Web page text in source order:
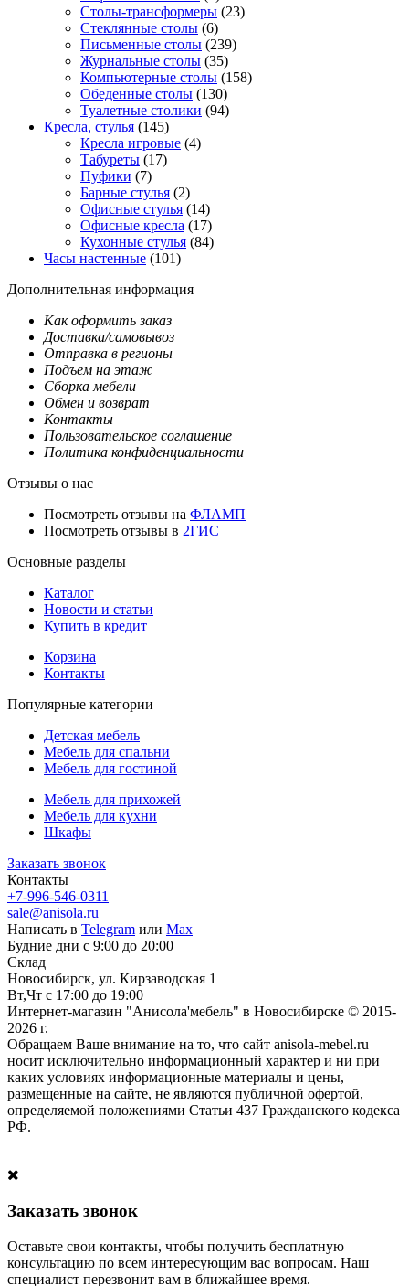
Столы-трансформеры (23)
Стеклянные столы (6)
Письменные столы (239)
Журнальные столы (35)
Компьютерные столы (158)
Обеденные столы (130)
Туалетные столики (94)
Кресла, стулья (145)
Кресла игровые (4)
Табуреты (17)
Пуфики (7)
Барные стулья (2)
Офисные стулья (14)
Офисные кресла (17)
Кухонные стулья (84)
Часы настенные (101)
Дополнительная информация
Как оформить заказ
Доставка/самовывоз
Отправка в регионы
Подъем на этаж
Сборка мебели
Обмен и возврат
Контакты
Пользовательское соглашение
Политика конфиденциальности
Отзывы о нас
Посмотреть отзывы на ФЛАМП
Посмотреть отзывы в 2ГИС
Основные разделы
Каталог
Новости и статьи
Купить в кредит
Корзина
Контакты
Популярные категории
Детская мебель
Мебель для спальни
Мебель для гостиной
Мебель для прихожей
Мебель для кухни
Шкафы
Заказать звонок
Контакты
+7-996-546-0311
sale@anisola.ru
Написать в Telegram или Max
Будние дни с 9:00 до 20:00
Склад
Новосибирск, ул. Кирзаводская 1
Вт,Чт с 17:00 до 19:00
Интернет-магазин "Анисола'мебель" в Новосибирске © 2015-
2026 г.
Обращаем Ваше внимание на то, что сайт anisola-mebel.ru
носит исключительно информационный характер и ни при
каких условиях информационные материалы и цены,
размещенные на сайте, не являются публичной офертой,
определяемой положениями Статьи 437 Гражданского кодекса
РФ.
Заказать звонок
Оставьте свои контакты, чтобы получить бесплатную
консультацию по всем интересующим вас вопросам. Наш
специалист перезвонит вам в ближайшее время.